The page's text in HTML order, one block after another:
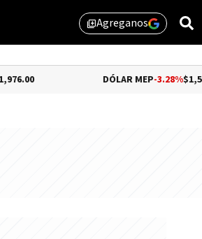
library_addAgreganos
DÓLAR MEP-3.28%$1,529.31